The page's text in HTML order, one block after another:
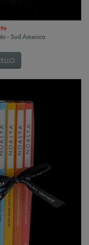
- Sud America